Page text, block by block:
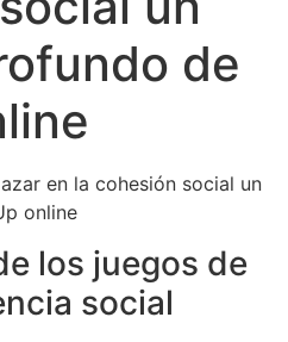
de
en la cohesión social un
online
los juegos de
social